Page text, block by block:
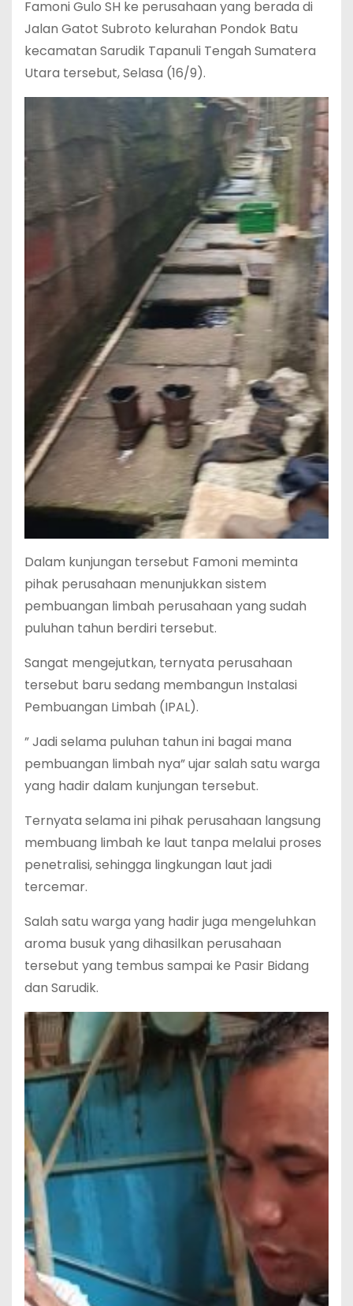
Famoni Gulo SH ke perusahaan yang berada di
Jalan Gatot Subroto kelurahan Pondok Batu
kecamatan Sarudik Tapanuli Tengah Sumatera
Utara tersebut, Selasa (16/9).
Dalam kunjungan tersebut Famoni meminta
pihak perusahaan menunjukkan sistem
pembuangan limbah perusahaan yang sudah
puluhan tahun berdiri tersebut.
Sangat mengejutkan, ternyata perusahaan
tersebut baru sedang membangun Instalasi
Pembuangan Limbah (IPAL).
” Jadi selama puluhan tahun ini bagai mana
pembuangan limbah nya” ujar salah satu warga
yang hadir dalam kunjungan tersebut.
Ternyata selama ini pihak perusahaan langsung
membuang limbah ke laut tanpa melalui proses
penetralisi, sehingga lingkungan laut jadi
tercemar.
Salah satu warga yang hadir juga mengeluhkan
aroma busuk yang dihasilkan perusahaan
tersebut yang tembus sampai ke Pasir Bidang
dan Sarudik.